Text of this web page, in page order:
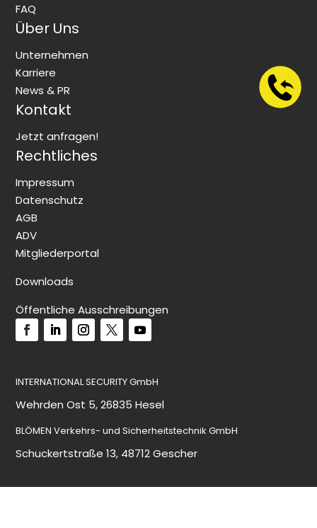
FAQ
Über Uns
Unternehmen
Karriere
News & PR
Kontakt
Jetzt anfragen!
Rechtliches
Impressum
Datenschutz
AGB
ADV
Mitgliederportal
Downloads
Öffentliche Ausschreibungen
INTERNATIONAL SECURITY GmbH
Wehrden Ost 5, 26835 Hesel
BLÖMEN Verkehrs- und Sicherheitstechnik GmbH
Schuckertstraße 13, 48712 Gescher